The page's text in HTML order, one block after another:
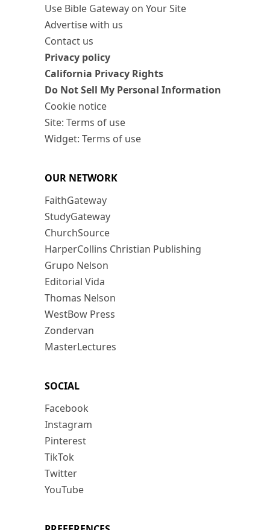
Use Bible Gateway on Your Site
Advertise with us
Contact us
Privacy policy
California Privacy Rights
Do Not Sell My Personal Information
Cookie notice
Site: Terms of use
Widget: Terms of use
OUR NETWORK
FaithGateway
StudyGateway
ChurchSource
HarperCollins Christian Publishing
Grupo Nelson
Editorial Vida
Thomas Nelson
WestBow Press
Zondervan
MasterLectures
SOCIAL
Facebook
Instagram
Pinterest
TikTok
Twitter
YouTube